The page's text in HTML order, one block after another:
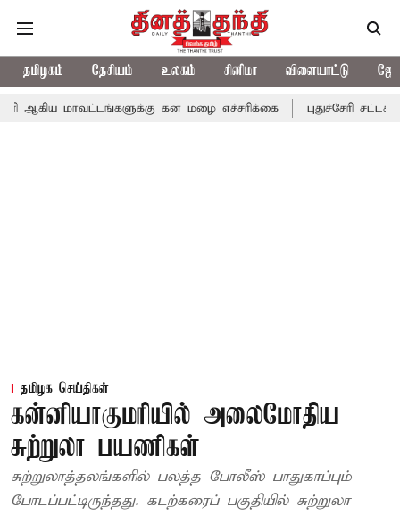
தமிழகம் தேசியம் உலகம் சினிமா விளையாட்டு
கன மழை எச்சரிக்கை புதுச்சேரி சட்டசபையில்
தமிழக செய்திகள்
கன்னியாகுமரியில் அலைமோதிய
சுற்றுலா பயணிகள்
சுற்றுலாத்தலங்களில் பலத்த போலீஸ் பாதுகாப்பும்
போடப்பட்டிருந்தது. கடற்கரைப் பகுதியில் சுற்றுலா